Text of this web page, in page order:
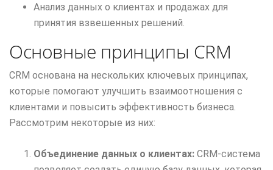
Анализ данных о клиентах и продажах для
принятия взвешенных решений.
Основные принципы CRM
CRM основана на нескольких ключевых принципах,
которые помогают улучшить взаимоотношения с
клиентами и повысить эффективность бизнеса.
Рассмотрим некоторые из них:
Объединение данных о клиентах: CRM-система